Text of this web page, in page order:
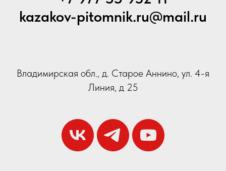
kazakov-pitomnik.ru@mail.ru
Владимирская обл., д. Старое Аннино, ул. 4-я
Линия, д 25